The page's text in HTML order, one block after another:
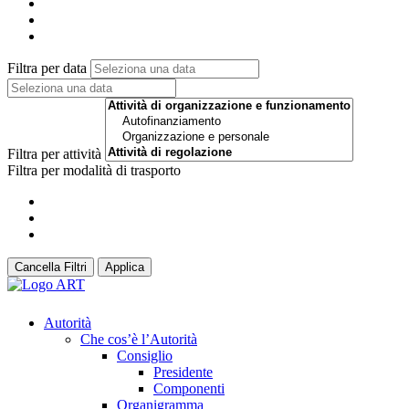
Filtra per data
Filtra per attività
Filtra per modalità di trasporto
Cancella Filtri Applica
Autorità
Che cos’è l’Autorità
Consiglio
Presidente
Componenti
Organigramma